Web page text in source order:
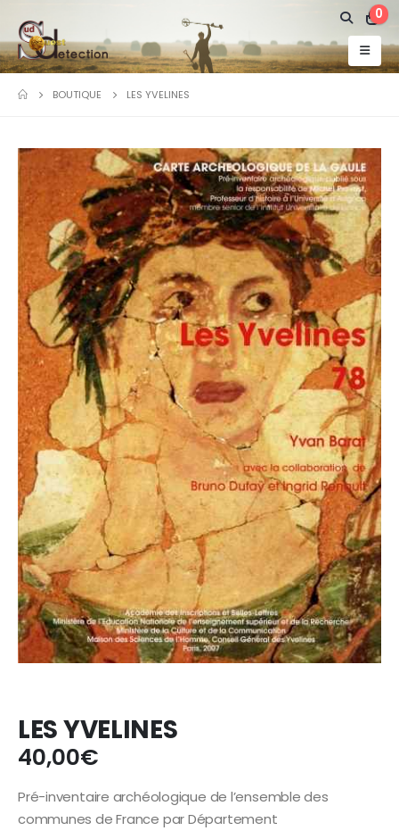
0
BOUTIQUE LES YVELINES
LES YVELINES
40,00€
Pré-inventaire archéologique de l’ensemble des
communes de France par Département